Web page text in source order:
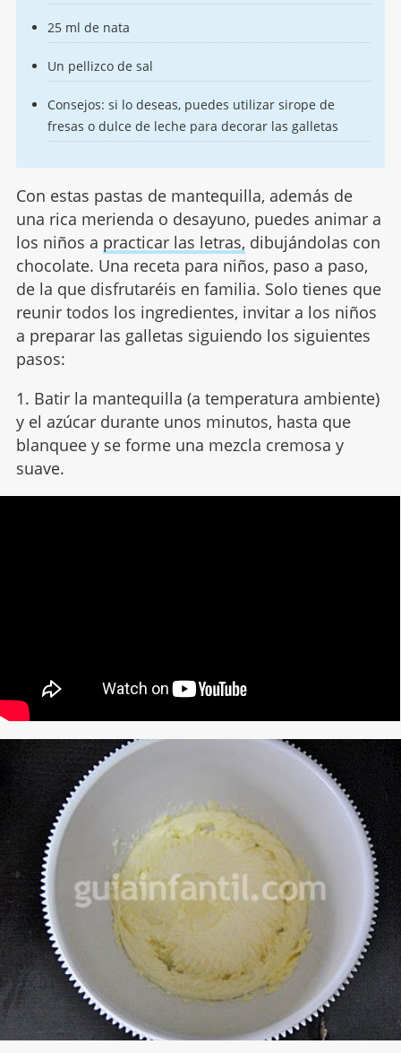
25 ml de nata
Un pellizco de sal
Consejos: si lo deseas, puedes utilizar sirope de
fresas o dulce de leche para decorar las galletas
Con estas pastas de mantequilla, además de
una rica merienda o desayuno, puedes animar a
los niños a practicar las letras, dibujándolas con
chocolate. Una receta para niños, paso a paso,
de la que disfrutaréis en familia. Solo tienes que
reunir todos los ingredientes, invitar a los niños
a preparar las galletas siguiendo los siguientes
pasos:
1. Batir la mantequilla (a temperatura ambiente)
y el azúcar durante unos minutos, hasta que
blanquee y se forme una mezcla cremosa y
suave.